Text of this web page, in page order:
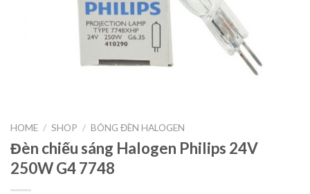
HOME / SHOP / BÓNG ĐÈN HALOGEN
Đèn chiếu sáng Halogen Philips 24V
250W G4 7748